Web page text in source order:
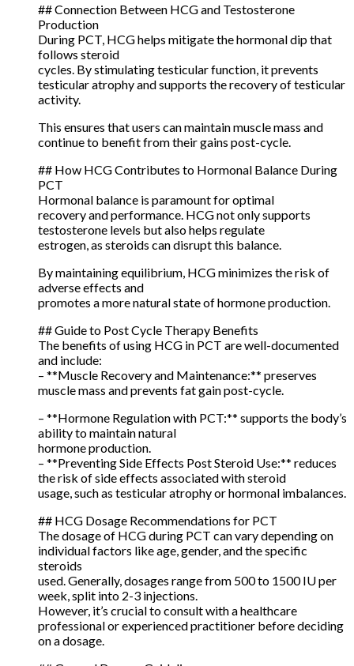
## Connection Between HCG and Testosterone
Production
During PCT, HCG helps mitigate the hormonal dip that
follows steroid
cycles. By stimulating testicular function, it prevents
testicular atrophy and supports the recovery of testicular
activity.
This ensures that users can maintain muscle mass and
continue to benefit from their gains post-cycle.
## How HCG Contributes to Hormonal Balance During
PCT
Hormonal balance is paramount for optimal
recovery and performance. HCG not only supports
testosterone levels but also helps regulate
estrogen, as steroids can disrupt this balance.
By maintaining equilibrium, HCG minimizes the risk of
adverse effects and
promotes a more natural state of hormone production.
## Guide to Post Cycle Therapy Benefits
The benefits of using HCG in PCT are well-documented
and include:
– **Muscle Recovery and Maintenance:** preserves
muscle mass and prevents fat gain post-cycle.
– **Hormone Regulation with PCT:** supports the body’s
ability to maintain natural
hormone production.
– **Preventing Side Effects Post Steroid Use:** reduces
the risk of side effects associated with steroid
usage, such as testicular atrophy or hormonal imbalances.
## HCG Dosage Recommendations for PCT
The dosage of HCG during PCT can vary depending on
individual factors like age, gender, and the specific
steroids
used. Generally, dosages range from 500 to 1500 IU per
week, split into 2-3 injections.
However, it’s crucial to consult with a healthcare
professional or experienced practitioner before deciding
on a dosage.